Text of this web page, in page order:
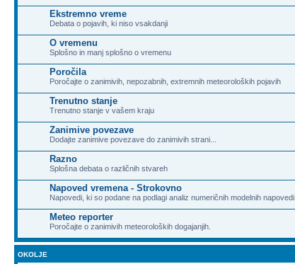
Ekstremno vreme
Debata o pojavih, ki niso vsakdanji
O vremenu
Splošno in manj splošno o vremenu
Poročila
Poročajte o zanimivih, nepozabnih, extremnih meteoroloških pojavih
Trenutno stanje
Trenutno stanje v vašem kraju
Zanimive povezave
Dodajte zanimive povezave do zanimivih strani...
Razno
Splošna debata o različnih stvareh
Napoved vremena - Strokovno
Napovedi, ki so podane na podlagi analiz numeričnih modelnih napovedi.
Meteo reporter
Poročajte o zanimivih meteoroloških dogajanjih.
OKOLJE